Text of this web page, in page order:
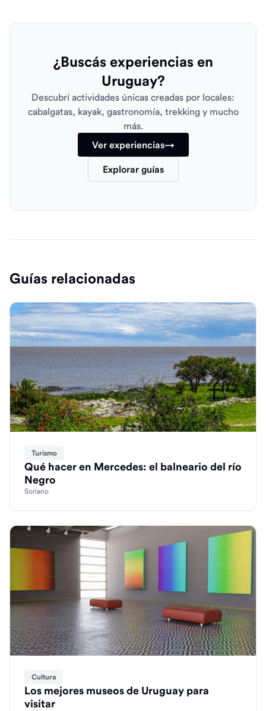
¿Buscás experiencias en
Uruguay?
Descubrí actividades únicas creadas por locales:
cabalgatas, kayak, gastronomía, trekking y mucho
más.
Ver experiencias→
Explorar guías
Guías relacionadas
Turismo
Qué hacer en Mercedes: el balneario del río
Negro
Soriano
Cultura
Los mejores museos de Uruguay para
visitar